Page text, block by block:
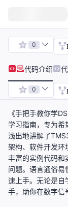
0
代码介绍
0
《手把手教你学
学习指南，专为希
浅出地讲解了
架构、软件开发环
丰富的实例代码和
问题。语言通俗易
速上手。无论是自
手，助你在数字信